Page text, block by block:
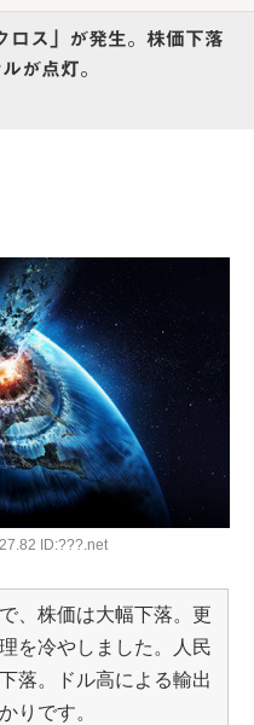
ロス」が発生。株価下落
が点灯。
ID:???.net
、株価は大幅下落。更
を冷やしました。人民
落。ドル高による輸出
りです。